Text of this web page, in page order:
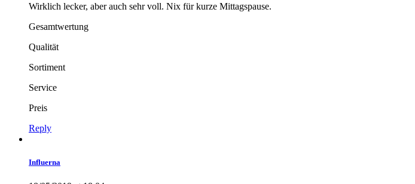
Wirklich lecker, aber auch sehr voll. Nix für kurze Mittagspause.
Gesamtwertung
Qualität
Sortiment
Service
Preis
Reply
Influerna